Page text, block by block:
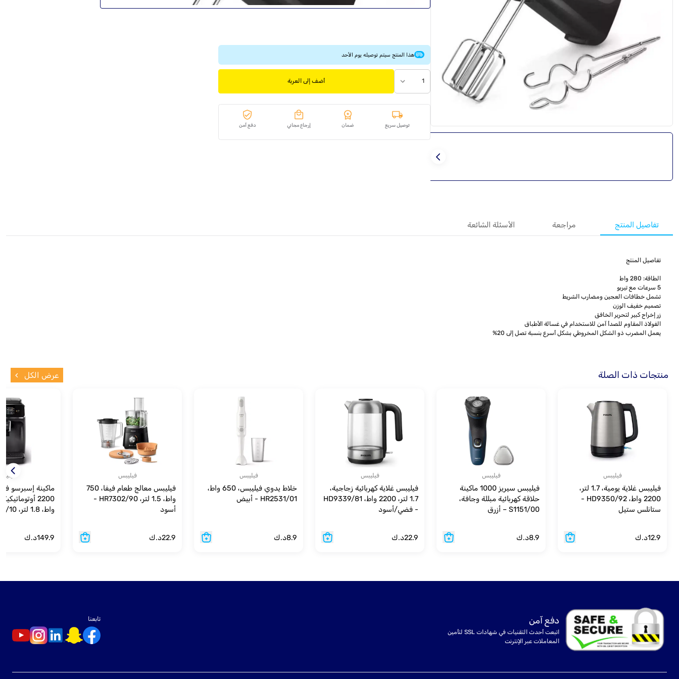
هذا المنتج سيتم توصيله يوم الأحد
1 أضف إلى العربة
توصيل سريع ضمان إرجاع مجاني دفع آمن
تفاصيل المنتج مراجعة الأسئلة الشائعة
تفاصيل المنتج
الطاقة: 280 واط
5 سرعات مع تيربو
تشمل خطافات العجين ومضارب الشريط
تصميم خفيف الوزن
زر إخراج كبير لتحرير الخافق
الفولاذ المقاوم للصدأ آمن للاستخدام في غسالة الأطباق
يعمل المضرب ذو الشكل المخروطي بشكل أسرع بنسبة تصل إلى 20%
منتجات ذات الصلة عرض الكل
فيليبس
فيليبس غلاية يومية، 1.7 لتر،
2200 واط، HD9350/92 -
ستانلس ستيل
12.9د.ك
فيليبس
فيليبس سيريز 1000 ماكينة
حلاقة كهربائية مبللة وجافة،
S1151/00 – أزرق
8.9د.ك
فيليبس
فيليبس غلاية كهربائية زجاجية،
1.7 لتر، 2200 واط، HD9339/81
- فضي/أسود
22.9د.ك
فيليبس
خلاط يدوي فيليبس، 650 واط،
HR2531/01 - أبيض
8.9د.ك
فيليبس
فيليبس معالج طعام فيفا، 750
واط، 1.5 لتر، HR7302/90 -
أسود
22.9د.ك
ماكينة إسبرسو
149.9د.ك
دفع آمن
اتبعت أحدث التقنيات في شهادات SSL لتأمين
المعاملات عبر الإنترنت
تابعنا